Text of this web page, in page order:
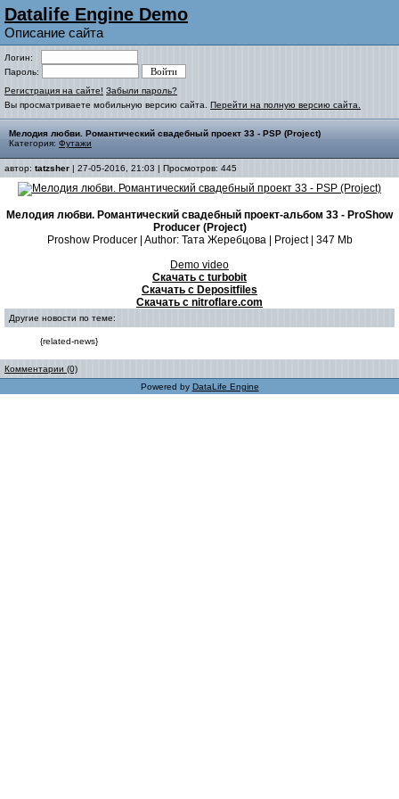
Datalife Engine Demo
Описание сайта
Логин:
Пароль:
Регистрация на сайте! Забыли пароль?
Вы просматриваете мобильную версию сайта. Перейти на полную версию сайта.
Мелодия любви. Романтический свадебный проект 33 - PSP (Project)
Категория: Футажи
автор: tatzsher | 27-05-2016, 21:03 | Просмотров: 445
Мелодия любви. Романтический свадебный проект-альбом 33 - ProShow
Producer (Project)
Proshow Producer | Author: Тата Жеребцова | Project | 347 Mb
Demo video
Скачать с turbobit
Скачать с Depositfiles
Скачать с nitroflare.com
Другие новости по теме:
{related-news}
Комментарии (0)
Powered by DataLife Engine